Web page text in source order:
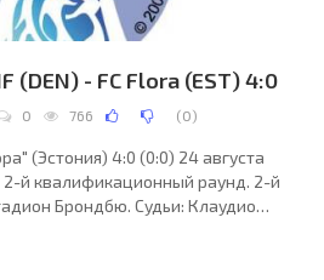
(DEN) - FC Flora (EST) 4:0
0 766 (0)
(Эстония) 4:0 (0:0) 24 августа
2-й квалификационный раунд. 2-й
Брондбю. Судьи: Клаудио
Гвидо Вильдхабер